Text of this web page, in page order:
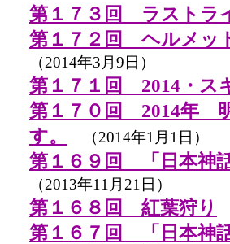
第１７３回 ラストラ
第１７２回 ヘルメッ
（2014年3月9日）
第１７１回 2014・ス
第１７０回 2014年
す。
（2014年1月1日）
第１６９回 「日本神
（2013年11月21日）
第１６８回 紅葉狩り
第１６７回 「日本神